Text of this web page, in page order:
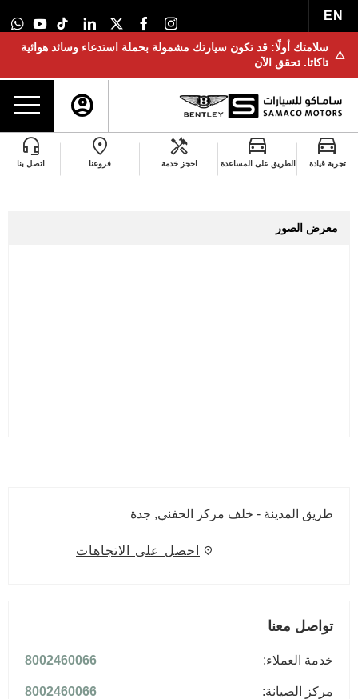
EN
⚠
سلامتك أولًا: قد تكون سيارتك مشمولة بحملة استدعاء وسائد هوائية
تاكاتا. تحقق الآن
تجربة قيادة الطريق على المساعدة احجز خدمة فروعنا اتصل بنا
مركز صيانة بنتلي - جدة
معرض الصور
طريق المدينة - خلف مركز الحفني, جدة
احصل على الاتجاهات
تواصل معنا
خدمة العملاء: 8002460066
مركز الصيانة: 8002460066